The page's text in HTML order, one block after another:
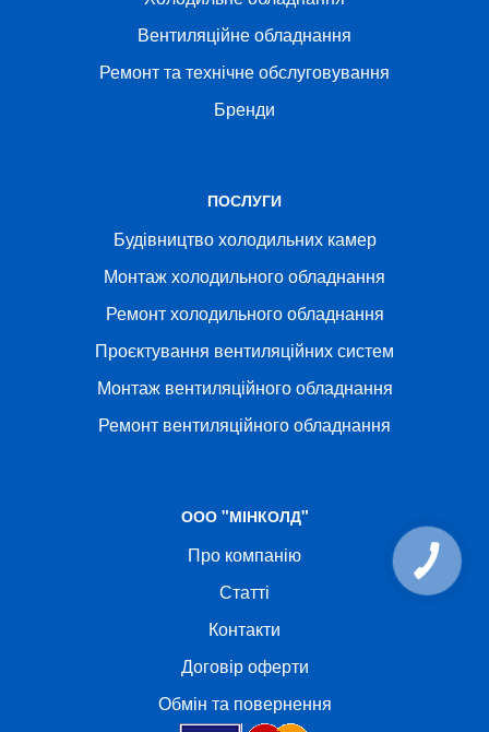
Вентиляційне обладнання
Ремонт та технічне обслуговування
Бренди
ПОСЛУГИ
Будівництво холодильних камер
Монтаж холодильного обладнання
Ремонт холодильного обладнання
Проєктування вентиляційних систем
Монтаж вентиляційного обладнання
Ремонт вентиляційного обладнання
ООО "МІНКОЛД"
Про компанію
Статті
Контакти
Договір оферти
Обмін та повернення
КНОПКА
СВЯЗИ